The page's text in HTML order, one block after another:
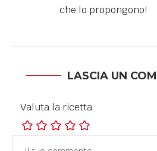
che lo propongono!
LASCIA UN
Valuta la ricetta